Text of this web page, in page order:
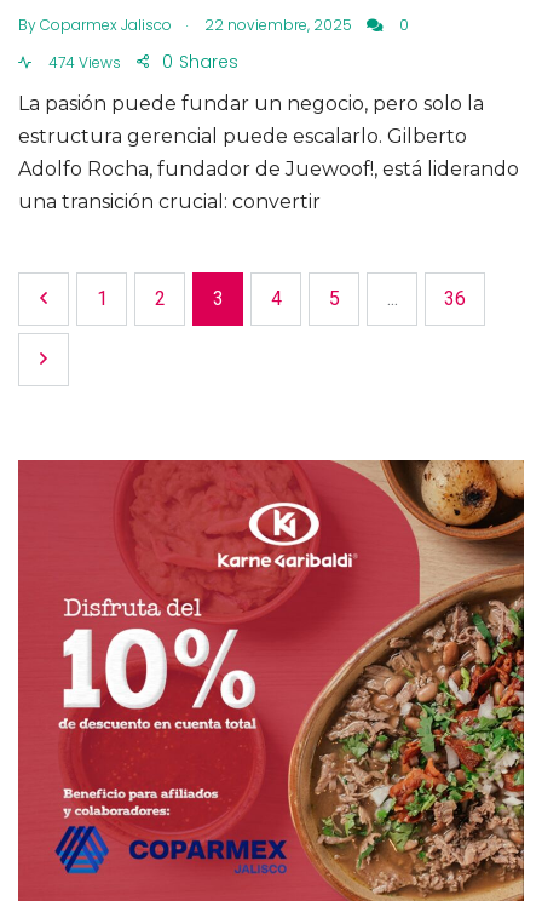
ByCoparmex Jalisco . 22 noviembre, 2025
0
474 Views
Shares
0
La pasión puede fundar un negocio, pero solo la
estructura gerencial puede escalarlo. Gilberto
Adolfo Rocha, fundador de Juewoof!, está liderando
una transición crucial: convertir
1 2 3 4 5 ... 36